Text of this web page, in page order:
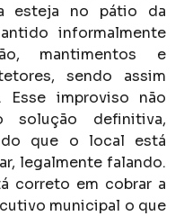
esteja no pátio da
informalmente
mantimentos e
sendo assim
Esse improviso não
definitiva,
que o local está
legalmente falando.
correto em cobrar a
municipal o que